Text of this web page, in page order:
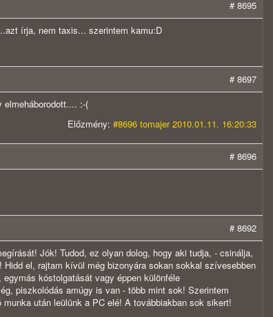
# 8695
írja, nem taxis... szerintem kamu:D
# 8697
elmeháborodott.... :-(
Előzmény: #8696 tomajer 2010.01.11. 16:20:33
# 8696
# 8692
Jók! Tudod, ez olyan dolog, hogy aki tudja, - csinálja,
el, rajtam kívül még bizonyára sokan sokkal szívesebben
kóstolgatását vagy éppen különféle
piszkolódás amúgy is van - több mint sok! Szerintem
után leülünk a PC elé! A továbbiakban sok sikert!